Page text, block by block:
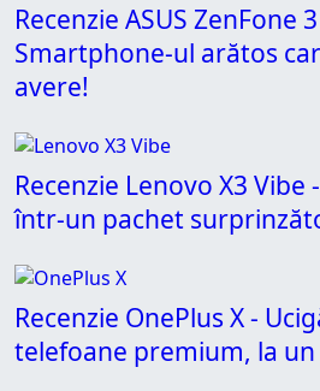
Recenzie ASUS ZenFone
Smartphone-ul arătos
avere!
Recenzie Lenovo X3
într-un pachet
Recenzie OnePlus X -
telefoane premium, la